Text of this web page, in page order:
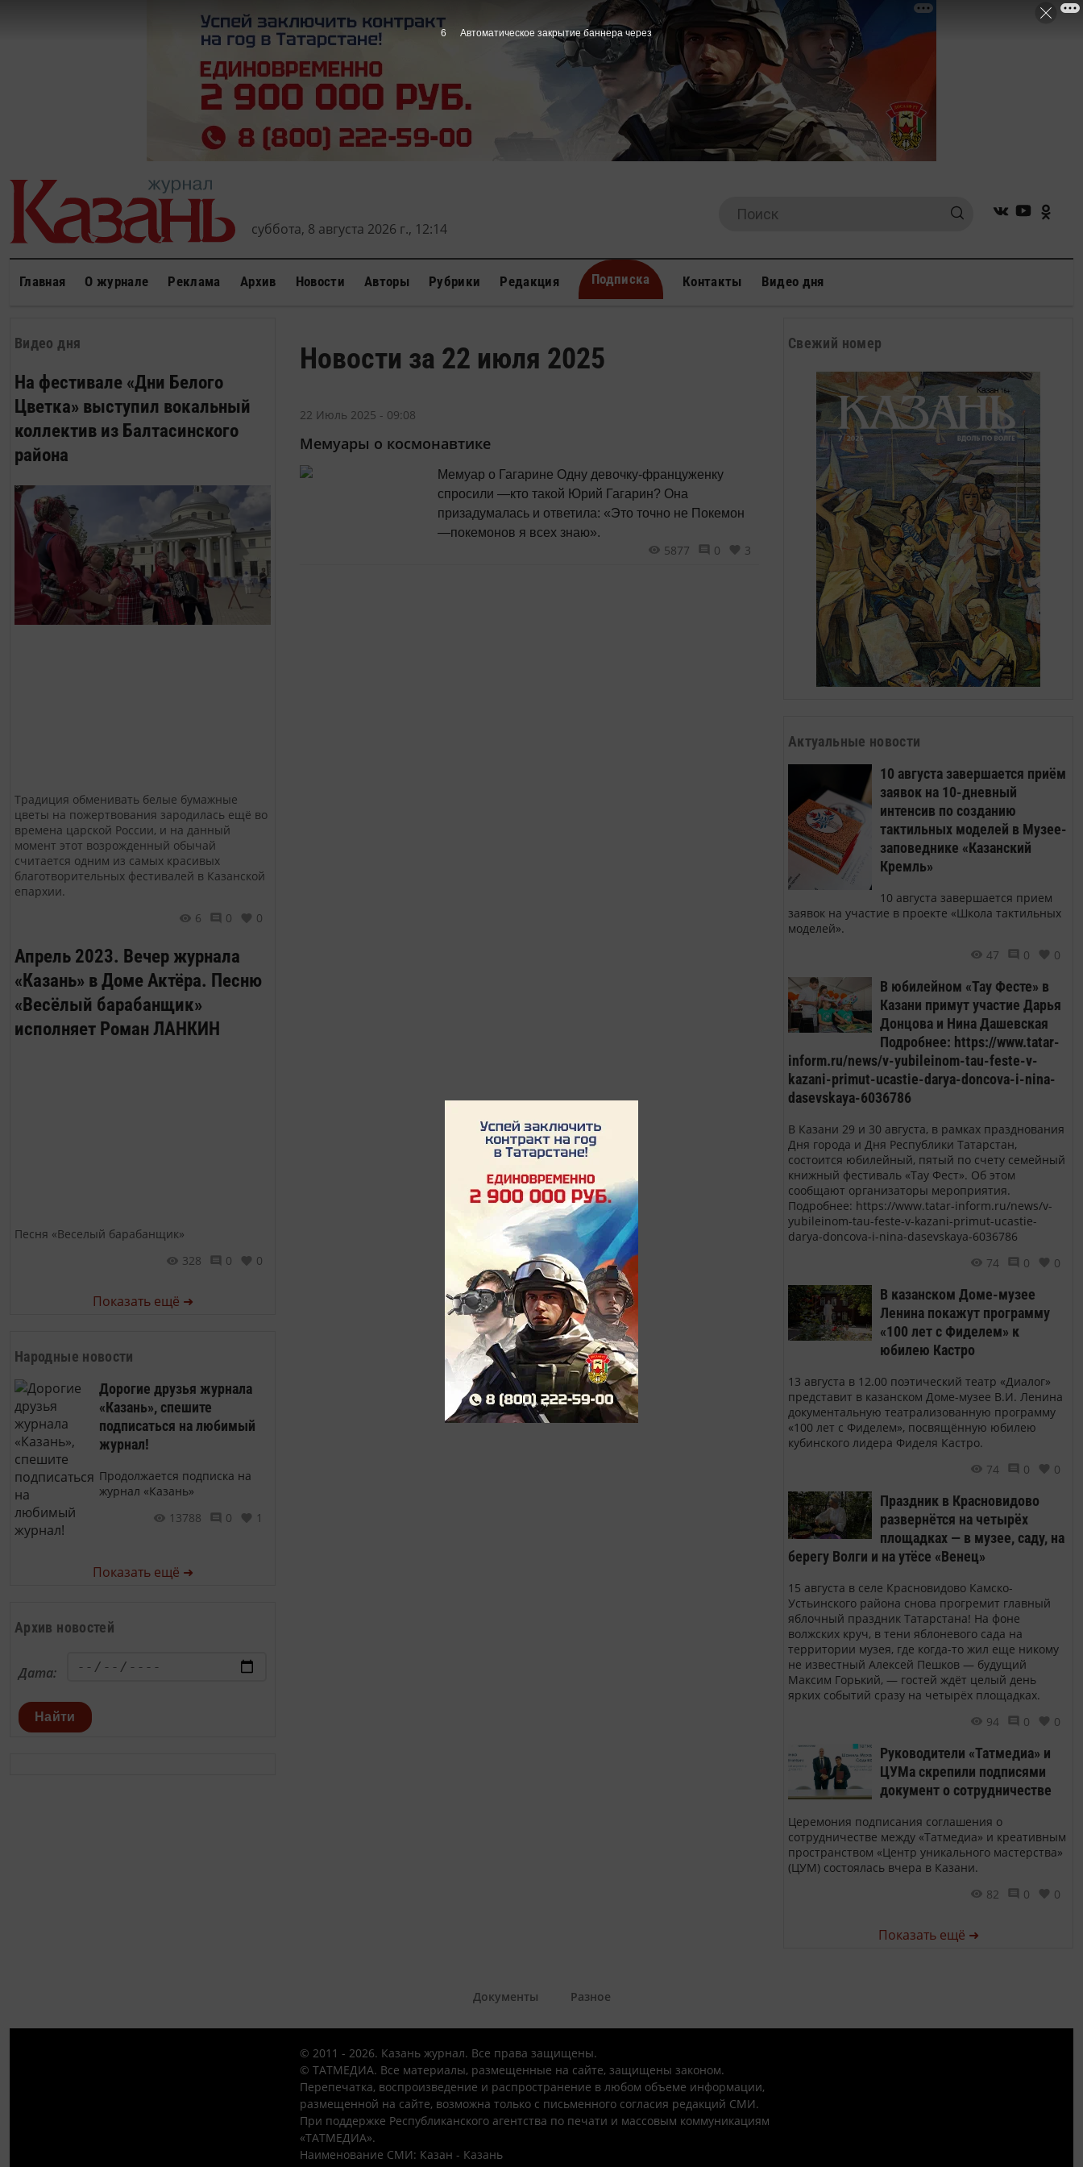
суббота, 8 августа 2026 г., 12:14
Главная О журнале Реклама Архив Новости Авторы Рубрики Редакция Подписка Контакты Видео дня
Видео дня
На фестивале «Дни Белого
Цветка» выступил вокальный
коллектив из Балтасинского
района
Традиция обменивать белые бумажные
цветы на пожертвования зародилась ещё во
времена царской России, и на данный
момент этот возрожденный обычай
считается одним из самых красивых
благотворительных фестивалей в Казанской
епархии.
6
0 0
Апрель 2023. Вечер журнала
«Казань» в Доме Актёра. Песню
«Весёлый барабанщик»
исполняет Роман ЛАНКИН
Песня «Веселый барабанщик»
328
0 0
Показать ещё ➜
Народные новости
Дорогие друзья журнала
«Казань», спешите
подписаться на любимый
журнал!
Продолжается подписка на
журнал «Казань»
13788
0 1
Показать ещё ➜
Архив новостей
Дата:
Найти
Новости за 22 июля 2025
22 Июль 2025 - 09:08
Мемуары о космонавтике
Мемуар о Гагарине Одну девочку-француженку
спросили —кто такой Юрий Гагарин? Она
призадумалась и ответила: «Это точно не Покемон
—покемонов я всех знаю».
5877 0 3
Свежий номер
Актуальные новости
10 августа завершается приём
заявок на 10-дневный
интенсив по созданию
тактильных моделей в Музее-
заповеднике «Казанский
Кремль»
10 августа завершается прием
заявок на участие в проекте «Школа тактильных
моделей».
47
0 0
В юбилейном «Тау Фесте» в
Казани примут участие Дарья
Донцова и Нина Дашевская
Подробнее: https://www.tatar-
inform.ru/news/v-yubileinom-tau-feste-v-
kazani-primut-ucastie-darya-doncova-i-nina-
dasevskaya-6036786
В Казани 29 и 30 августа, в рамках празднования
Дня города и Дня Республики Татарстан,
состоится юбилейный, пятый по счету семейный
книжный фестиваль «Тау Фест». Об этом
сообщают организаторы мероприятия.
Подробнее: https://www.tatar-inform.ru/news/v-
yubileinom-tau-feste-v-kazani-primut-ucastie-
darya-doncova-i-nina-dasevskaya-6036786
74
0 0
В казанском Доме-музее
Ленина покажут программу
«100 лет с Фиделем» к
юбилею Кастро
13 августа в 12.00 поэтический театр «Диалог»
представит в казанском Доме-музее В.И. Ленина
документальную театрализованную программу
«100 лет с Фиделем», посвящённую юбилею
кубинского лидера Фиделя Кастро.
74
0 0
Праздник в Красновидово
развернётся на четырёх
площадках — в музее, саду, на
берегу Волги и на утёсе «Венец»
15 августа в селе Красновидово Камско-
Устьинского района снова прогремит главный
яблочный праздник Татарстана! На фоне
волжских круч, в тени яблоневого сада на
территории музея, где когда-то жил еще никому
не известный Алексей Пешков — будущий
Максим Горький, — гостей ждёт целый день
ярких событий сразу на четырёх площадках.
94
0 0
Руководители «Татмедиа» и
ЦУМа скрепили подписями
документ о сотрудничестве
Церемония подписания соглашения о
сотрудничестве между «Татмедиа» и креативным
пространством «Центр уникального мастерства»
(ЦУМ) состоялась вчера в Казани.
82
0 0
Показать ещё ➜
Документы Разное
© 2011 - 2026. Казань журнал. Все права защищены.
© ТАТМЕДИА. Все материалы, размещенные на сайте, защищены законом.
Перепечатка, воспроизведение и распространение в любом объеме информации,
размещенной на сайте, возможна только с письменного согласия редакций СМИ.
При поддержке Республиканского агентства по печати и массовым коммуникациям
«ТАТМЕДИА».
Наименование СМИ: Казан - Казань
5 Автоматическое закрытие баннера через